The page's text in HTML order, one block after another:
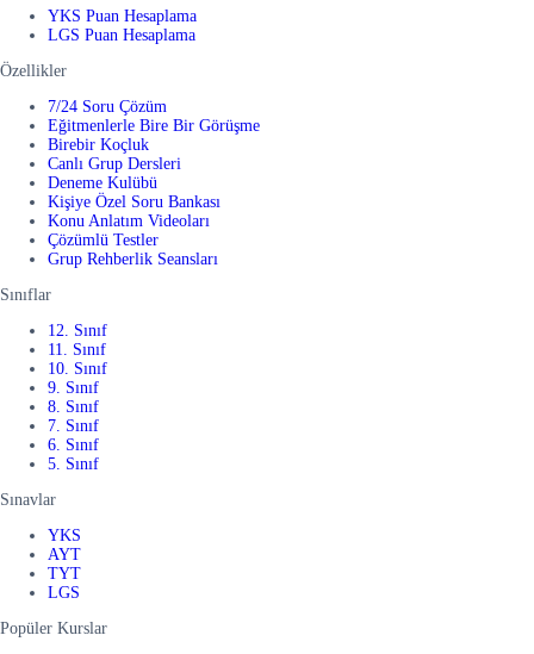
YKS Puan Hesaplama
LGS Puan Hesaplama
Özellikler
7/24 Soru Çözüm
Eğitmenlerle Bire Bir Görüşme
Birebir Koçluk
Canlı Grup Dersleri
Deneme Kulübü
Kişiye Özel Soru Bankası
Konu Anlatım Videoları
Çözümlü Testler
Grup Rehberlik Seansları
Sınıflar
12. Sınıf
11. Sınıf
10. Sınıf
9. Sınıf
8. Sınıf
7. Sınıf
6. Sınıf
5. Sınıf
Sınavlar
YKS
AYT
TYT
LGS
Popüler Kurslar